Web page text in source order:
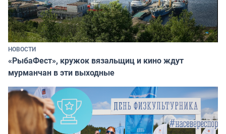
НОВОСТИ
«РыбаФест», кружок вязальщиц и кино ждут
мурманчан в эти выходные